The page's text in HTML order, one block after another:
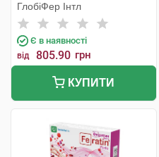
ГлобіФер Інтл
Є в наявності
від 805.90 грн
КУПИТИ